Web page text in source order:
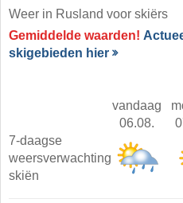
Weer in Rusland voor skiërs
Gemiddelde waarden!
skigebieden hier
vandaag
06.08.
7-daagse
weersverwachting
skiën